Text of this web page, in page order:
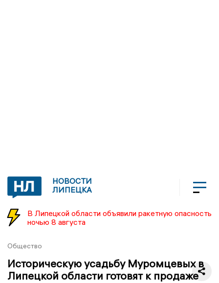
НОВОСТИ
ЛИПЕЦКА
В Липецкой области объявили ракетную опасность
ночью 8 августа
Общество
Историческую усадьбу Муромцевых в
Липецкой области готовят к продаже